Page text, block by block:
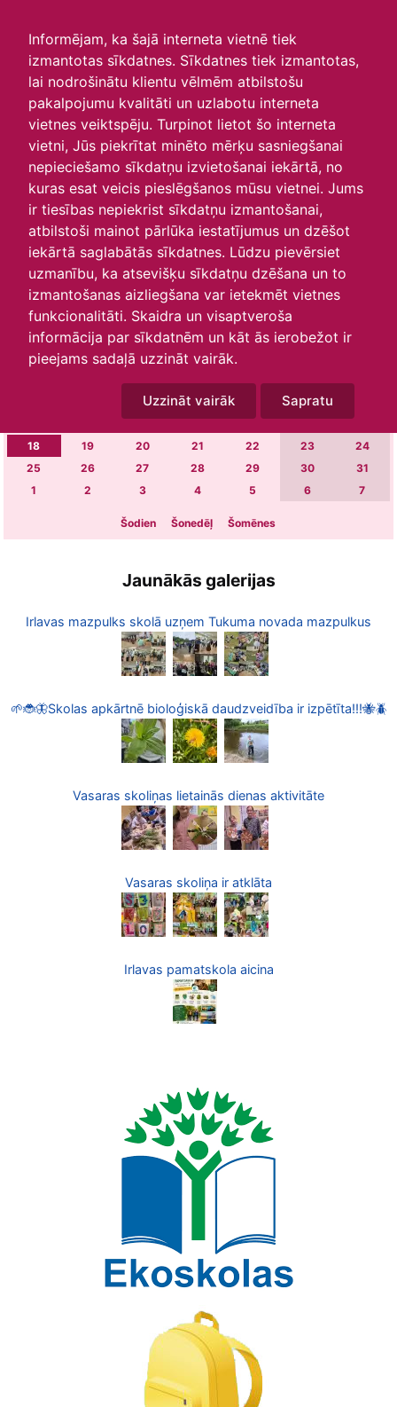
Informējam, ka šajā interneta vietnē tiek
izmantotas sīkdatnes. Sīkdatnes tiek izmantotas,
lai nodrošinātu klientu vēlmēm atbilstošu
pakalpojumu kvalitāti un uzlabotu interneta
vietnes veiktspēju. Turpinot lietot šo interneta
vietni, Jūs piekrītat minēto mērķu sasniegšanai
nepieciešamo sīkdatņu izvietošanai iekārtā, no
kuras esat veicis pieslēgšanos mūsu vietnei. Jums
ir tiesības nepiekrist sīkdatņu izmantošanai,
atbilstoši mainot pārlūka iestatījumus un dzēšot
iekārtā saglabātās sīkdatnes. Lūdzu pievērsiet
uzmanību, ka atsevišķu sīkdatņu dzēšana un to
izmantošanas aizliegšana var ietekmēt vietnes
funkcionalitāti. Skaidra un visaptveroša
informācija par sīkdatnēm un kāt ās ierobežot ir
pieejams sadaļā uzzināt vairāk.
Uzzināt vairāk Sapratu
Skats :
Aktuālie
Šodien Šonedēļ
Šomēnes
Arhīvs
O T S
6 7 9
13 14 15 16
18
19 20 21 22 23
24
25
26 27 28 29 30
31
1
2 3 4 5 6 7
Šodien Šonedēļ Šomēnes
Jaunākās galerijas
Irlavas mazpulks skolā uzņem Tukuma novada mazpulkus
🌱🐞🦋Skolas apkārtnē bioloģiskā daudzveidība ir izpētīta!!!🐝🪲
Vasaras skoliņas lietainās dienas aktivitāte
Vasaras skoliņa ir atklāta
Irlavas pamatskola aicina